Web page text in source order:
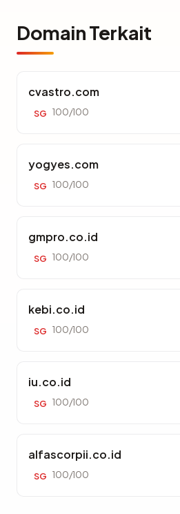
Domain Terkait
cvastro.com
SG 100/100
yogyes.com
SG 100/100
gmpro.co.id
SG 100/100
kebi.co.id
SG 100/100
iu.co.id
SG 100/100
alfascorpii.co.id
SG 100/100